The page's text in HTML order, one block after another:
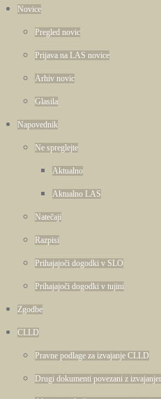
Novice
Pregled novic
Prijava na LAS novice
Arhiv novic
Glasila
Napovednik
Ne spreglejte
Aktualno
Aktualno LAS
Natečaji
Razpisi
Prihajajoči dogodki v SLO
Prihajajoči dogodki v tujini
Zgodbe
CLLD
Pravne podlage za izvajanje CLLD
Drugi dokumenti povezani z